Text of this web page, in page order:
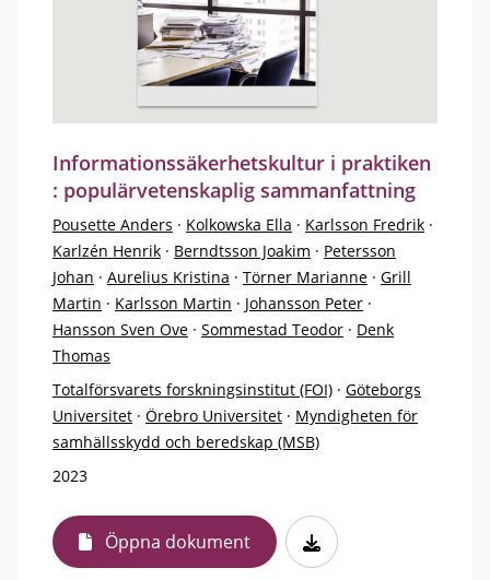
Informationssäkerhetskultur i praktiken
: populärvetenskaplig sammanfattning
Pousette Anders · Kolkowska Ella · Karlsson Fredrik ·
Karlzén Henrik · Berndtsson Joakim · Petersson
Johan · Aurelius Kristina · Törner Marianne · Grill
Martin · Karlsson Martin · Johansson Peter ·
Hansson Sven Ove · Sommestad Teodor · Denk
Thomas
Totalförsvarets forskningsinstitut (FOI) · Göteborgs
Universitet · Örebro Universitet · Myndigheten för
samhällsskydd och beredskap (MSB)
2023
Öppna dokument